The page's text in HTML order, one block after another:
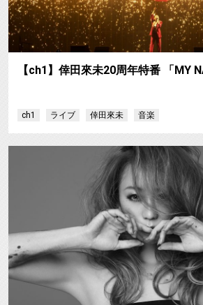
【ch1】倖田來未20周年特番 「MY
ch1 ライブ 倖田來未 音楽